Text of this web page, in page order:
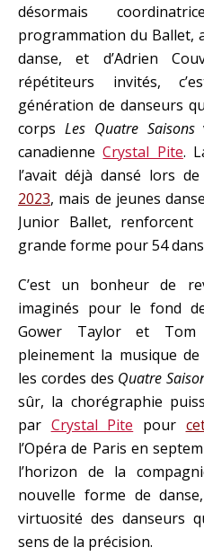
désormais
programmation du Ballet,
danse, et d’Adrien
répétiteurs invités,
génération de danseurs
corps Les Quatre Saisons
canadienneCrystal Pite.
l’avait déjà dansé lors
2023, mais de jeunes
Junior Ballet,
grande forme pour 54
C’est un bonheur de
imaginés pour le fond
Gower Taylor et Tom
pleinement la musique de
les cordes des Quatre
sûr, la chorégraphie
par Crystal Pite pour
l’Opéra de Paris en
l’horizon de la
nouvelle forme de
virtuosité des danseurs
sens de la précision.